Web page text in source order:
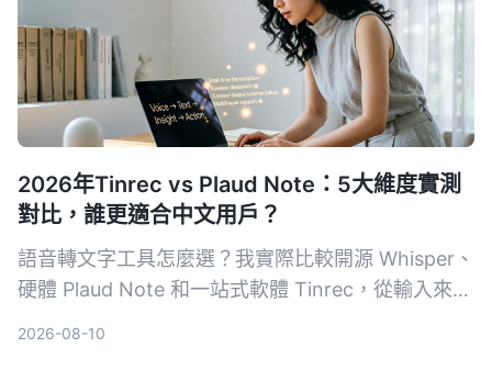
2026年Tinrec vs Plaud Note：5大維度實測
對比，誰更適合中文用戶？
語音轉文字工具怎麼選？我實際比較開源 Whisper、
硬體 Plaud Note 和一站式軟體 Tinrec，從輸入來
2026-08-10